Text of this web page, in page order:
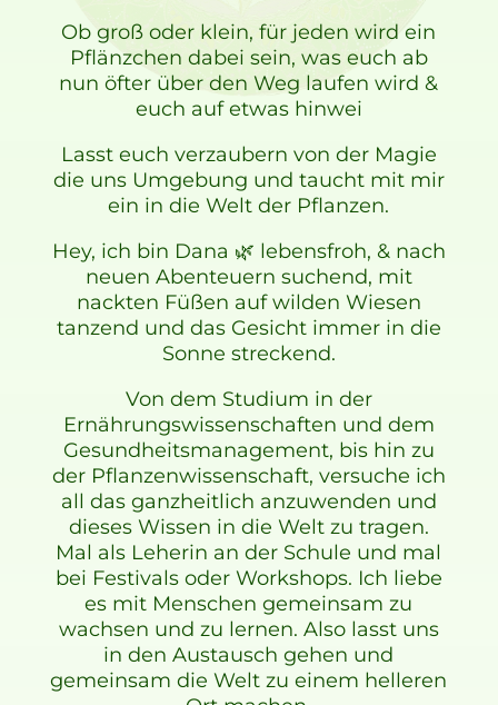
Ob groß oder klein, für jeden wird ein
Pflänzchen dabei sein, was euch ab
nun öfter über den Weg laufen wird &
euch auf etwas hinwei
Lasst euch verzaubern von der Magie
die uns Umgebung und taucht mit mir
ein in die Welt der Pflanzen.
Hey, ich bin Dana 🌿 lebensfroh, & nach
neuen Abenteuern suchend, mit
nackten Füßen auf wilden Wiesen
tanzend und das Gesicht immer in die
Sonne streckend.
Von dem Studium in der
Ernährungswissenschaften und dem
Gesundheitsmanagement, bis hin zu
der Pflanzenwissenschaft, versuche ich
all das ganzheitlich anzuwenden und
dieses Wissen in die Welt zu tragen.
Mal als Leherin an der Schule und mal
bei Festivals oder Workshops. Ich liebe
es mit Menschen gemeinsam zu
wachsen und zu lernen. Also lasst uns
in den Austausch gehen und
gemeinsam die Welt zu einem helleren